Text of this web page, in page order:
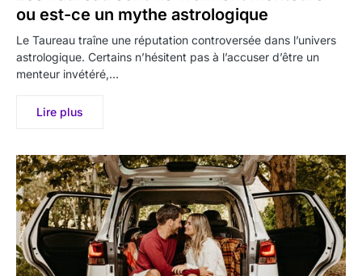
ou est-ce un mythe astrologique
Le Taureau traîne une réputation controversée dans l’univers
astrologique. Certains n’hésitent pas à l’accuser d’être un
menteur invétéré,…
Lire plus